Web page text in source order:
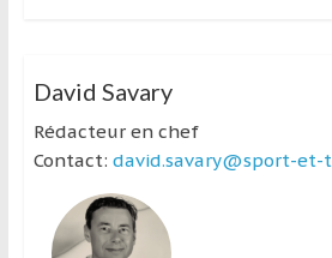
David Savary
Rédacteur en chef
Contact: david.savary@sport-et-